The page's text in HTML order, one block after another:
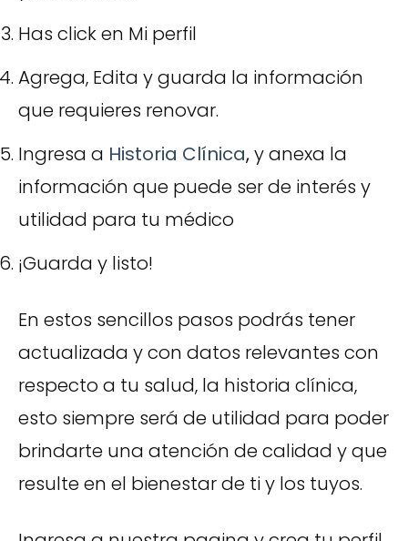
Has click en Mi perfil
Agrega, Edita y guarda la información
que requieres renovar.
Ingresa a Historia Clínica,y anexa la
información que puede ser de interés y
utilidad para tu médico
¡Guarda y listo!
En estos sencillos pasos podrás tener
actualizada y con datos relevantes con
respecto a tu salud, la historia clínica,
esto siempre será de utilidad para poder
brindarte una atención de calidad y que
resulte en el bienestar de ti y los tuyos.